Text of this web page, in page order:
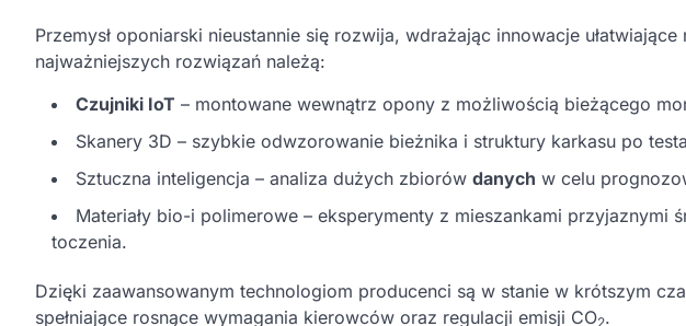
Przemysł oponiarski nieustannie się rozwija, wdrażając innowacje
najważniejszych rozwiązań należą:
Czujniki IoT – montowane wewnątrz opony z możliwością bieżącego
Skanery 3D – szybkie odwzorowanie bieżnika i struktury karkasu po
Sztuczna inteligencja – analiza dużych zbiorów danych w celu
Materiały bio-i polimerowe – eksperymenty z mieszankami przyjaznymi
toczenia.
Dzięki zaawansowanym technologiom producenci są w stanie w krótszym
spełniające rosnące wymagania kierowców oraz regulacji emisji CO2.